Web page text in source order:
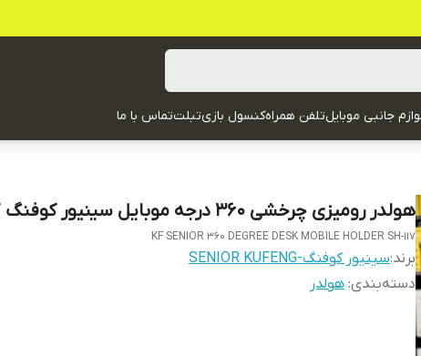
جانبی موبایلتلفن همراهکنسول بازیتبلتتماس با ما
هولدر رومیزی چرخشی 360 درجه موبایل سینیور کوفنگ SH-117
KF SENIOR 360 DEGREE DESK MOBILE HOLDER SH-117
برند:سینیور کوفنگ-SENIOR KUFENG
دسته‌بندی: هولدر